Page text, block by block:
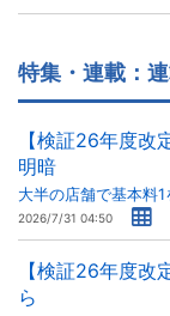
特集・連載：
【検証26年度
明暗
大半の店舗で基本料
2026/7/31 04:50
【検証26年度
ら